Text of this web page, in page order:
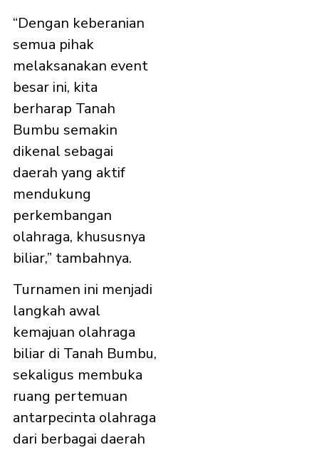
“Dengan keberanian
semua pihak
melaksanakan event
besar ini, kita
berharap Tanah
Bumbu semakin
dikenal sebagai
daerah yang aktif
mendukung
perkembangan
olahraga, khususnya
biliar,” tambahnya.
Turnamen ini menjadi
langkah awal
kemajuan olahraga
biliar di Tanah Bumbu,
sekaligus membuka
ruang pertemuan
antarpecinta olahraga
dari berbagai daerah